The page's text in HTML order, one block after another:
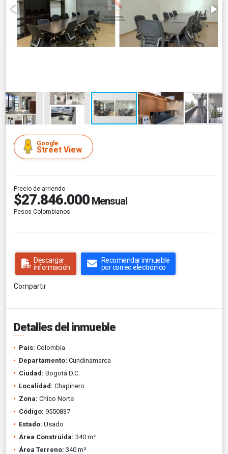
Google
Street View
Precio de arriendo
$27.846.000 Mensual
Pesos Colombianos
Descargar
información
Recomendar inmueble
por correo electrónico
Compartir
Detalles del inmueble
País: Colombia
Departamento: Cundinamarca
Ciudad: Bogotá D.C.
Localidad: Chapinero
Zona: Chico Norte
Código: 9550837
Estado: Usado
Área Construida: 340 m²
Área Terreno: 340 m²